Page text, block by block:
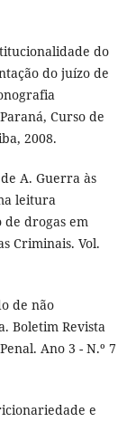
do
do juízo de
Curso de
2008.
A. Guerra às
leitura
de drogas em
Criminais. Vol.
de não
Boletim Revista
Ano 3 - N.º 7
e